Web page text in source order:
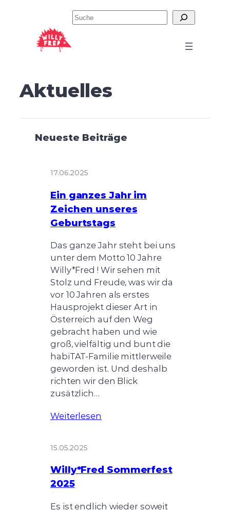
springen
Suchen
Aktuelles
Neueste Beiträge
17.06.2025
Ein ganzes Jahr im
Zeichen unseres
Geburtstags
Das ganze Jahr steht bei uns
unter dem Motto 10 Jahre
Willy*Fred ! Wir sehen mit
Stolz und Freude, was wir da
vor 10 Jahren als erstes
Hausprojekt dieser Art in
Österreich auf den Weg
gebracht haben und wie
groß, vielfältig und bunt die
habiTAT-Familie mittlerweile
geworden ist. Und deshalb
richten wir den Blick
zusätzlich…
Weiterlesen
15.05.2025
Willy*Fred Sommerfest
2025
Es ist endlich wieder soweit